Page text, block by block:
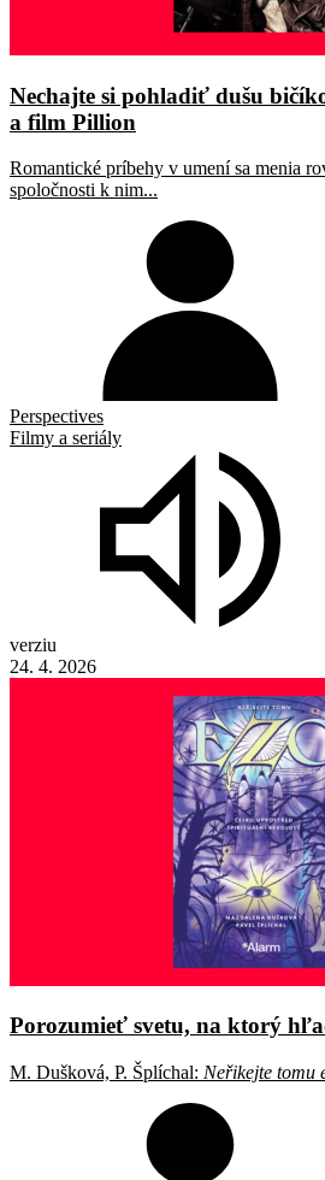
Nechajte si pohladiť dušu
a film Pillion
Romantické príbehy v umení sa menia
spoločnosti k nim...
Perspectives
Filmy a seriály
verziu
24. 4. 2026
Porozumieť svetu, na ktorý
M. Dušková, P. Šplíchal: Neřikejte tomu